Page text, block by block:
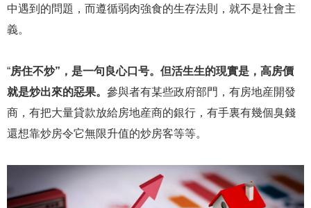
中遇到的問題，而遵循弱肉強食的生存法則，就不是社會主
義。
“房住不炒”，是一句良心口号。但活生生的現實是，高房價
就是炒出來的惡果。 參與者有某些政府部門，有房地産開發
商，有把大量貸款放給房地産商的銀行，有手裏有幾個臭錢
還想靠炒房令它無限升值的炒房客等等。